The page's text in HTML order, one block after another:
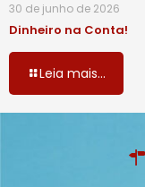
30 de junho de 2026
Dinheiro na Conta!
Leia mais...